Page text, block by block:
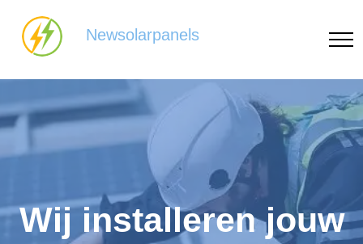
Newsolarpanels
Wij installeren jouw